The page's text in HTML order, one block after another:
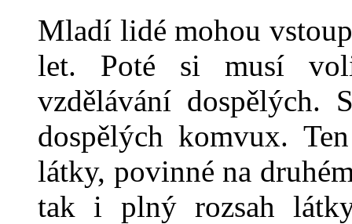
Mladí lidé mohou
let. Poté si musí
vzdělávání dospělých.
dospělých komvux.
látky, povinné na
tak i plný rozsah